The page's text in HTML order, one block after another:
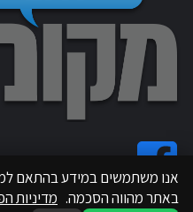
אנו משתמשים במידע בהתאם
באתר מהווה הסכמה. מדיניות